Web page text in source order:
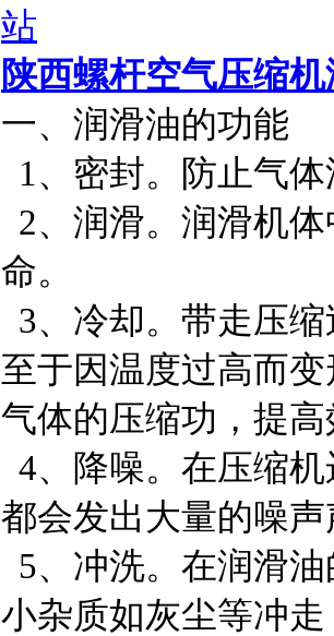
站
陕西螺杆空气压缩机
一、润滑油的功能
1、密封。防止气
2、润滑。润滑机
命。
3、冷却。带走压
至于因温度过高而
气体的压缩功，提
4、降噪。在压缩
都会发出大量的噪
5、冲洗。在润滑
小杂质如灰尘等冲